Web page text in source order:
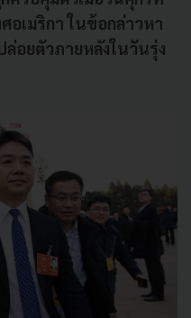
เมริกา ในข้อกล่าวหา
ล่อยตัวภายหลังในวันรุ่ง